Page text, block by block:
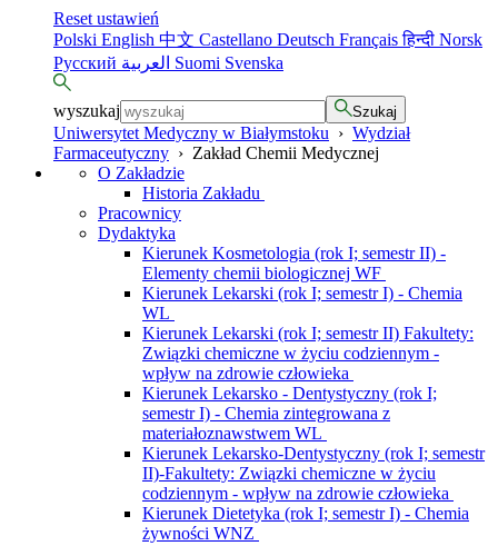
Reset ustawień
Polski English 中文 Castellano Deutsch Françaisहिन्दी Norsk
Русский
Suomi Svenska
wyszukaj Szukaj
Uniwersytet Medyczny w Białymstoku › Wydział
Farmaceutyczny › Zakład Chemii Medycznej
O Zakładzie
Historia Zakładu
Pracownicy
Dydaktyka
Kierunek Kosmetologia (rok I; semestr II) -
Elementy chemii biologicznej WF
Kierunek Lekarski (rok I; semestr I) - Chemia
WL
Kierunek Lekarski (rok I; semestr II) Fakultety:
Związki chemiczne w życiu codziennym -
wpływ na zdrowie człowieka
Kierunek Lekarsko - Dentystyczny (rok I;
semestr I) - Chemia zintegrowana z
materiałoznawstwem WL
Kierunek Lekarsko-Dentystyczny (rok I; semestr
II)-Fakultety: Związki chemiczne w życiu
codziennym - wpływ na zdrowie człowieka
Kierunek Dietetyka (rok I; semestr I) - Chemia
żywności WNZ